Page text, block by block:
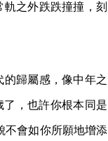
之外跌跌撞撞，刻
歸屬感，像中年之
了，也許你根本同是
不會如你所願地增添